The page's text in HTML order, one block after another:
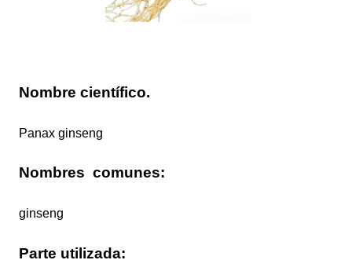
Nombre científico.
Panax ginseng
Nombres comunes:
ginseng
Parte utilizada: